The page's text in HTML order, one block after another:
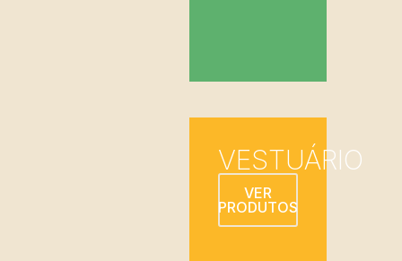
VESTUÁRIO
VER
PRODUTOS